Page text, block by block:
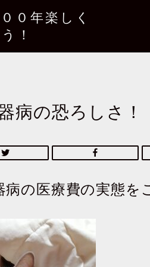
０年楽しく
！
病の恐ろしさ！
病の医療費の実態を